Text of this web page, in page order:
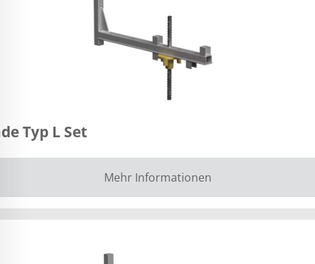
Typ L Set
Mehr Informationen